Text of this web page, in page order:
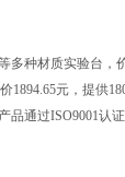
多种材质实验台，
1894.65元，提供
品通过ISO9001认证‌